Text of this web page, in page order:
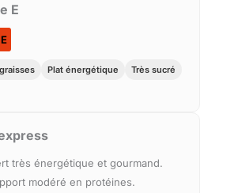
E
E
Plat énergétique
Très sucré
très énergétique et gourmand.
modéré en protéines.